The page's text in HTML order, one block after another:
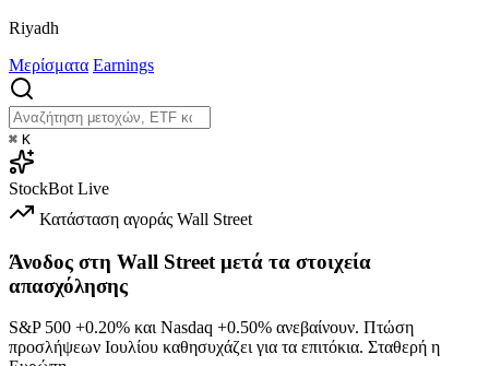
Riyadh
Μερίσματα Earnings
⌘ K
StockBot Live
Κατάσταση αγοράς Wall Street
Άνοδος στη Wall Street μετά τα στοιχεία
απασχόλησης
S&P 500 +0.20% και Nasdaq +0.50% ανεβαίνουν. Πτώση
προσλήψεων Ιουλίου καθησυχάζει για τα επιτόκια. Σταθερή η